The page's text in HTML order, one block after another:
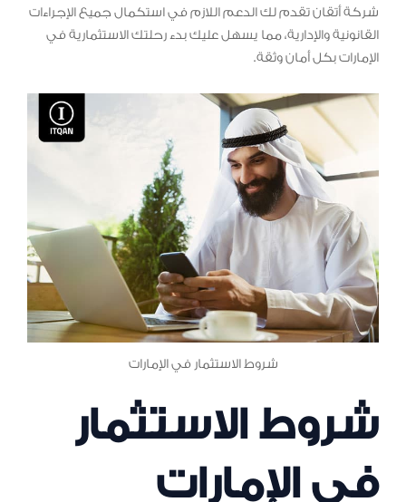
شركة أتقان تقدم لك الدعم اللازم في استكمال جميع الإجراءات
القانونية والإدارية، مما يسهل عليك بدء رحلتك الاستثمارية في
الإمارات بكل أمان وثقة.
شروط الاستثمار في الإمارات
شروط الاستثمار
في الإمارات